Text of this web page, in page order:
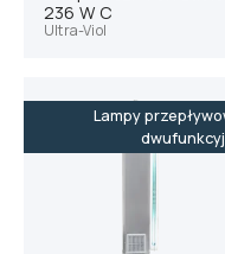
236 W C
Ultra-Viol
Lampy